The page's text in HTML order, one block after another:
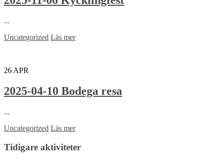
...
Uncategorized Läs mer
26 APR
2025-04-10 Bodega resa
...
Uncategorized Läs mer
Tidigare aktiviteter